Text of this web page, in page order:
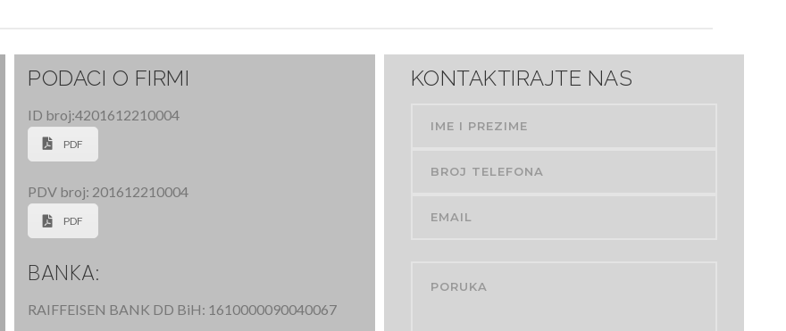
PODACI O FIRMI
ID broj:4201612210004
PDF
PDV broj: 201612210004
PDF
BANKA:
RAIFFEISEN BANK DD BiH: 1610000090040067
KONTAKTIRAJTE NAS